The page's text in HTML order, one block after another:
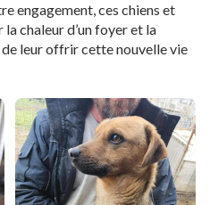
engagement, ces chiens et
chaleur d’un foyer et la
leur offrir cette nouvelle vie